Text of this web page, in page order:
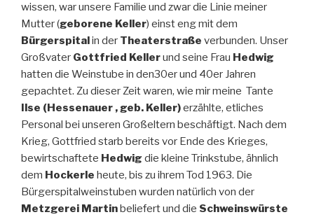
wissen, war unsere Familie und zwar die Linie meiner
Mutter (geborene Keller) einst eng mit dem
Bürgerspitalin der Theaterstraße verbunden. Unser
Großvater Gottfried Kellerund seine Frau Hedwig
hatten die Weinstube in den30er und 40er Jahren
gepachtet. Zu dieser Zeit waren, wie mir meine Tante
Ilse (Hessenauer , geb. Keller)erzählte, etliches
Personal bei unseren Großeltern beschäftigt. Nach dem
Krieg, Gottfried starb bereits vor Ende des Krieges,
bewirtschaftete Hedwig die kleine Trinkstube, ähnlich
dem Hockerle heute, bis zu ihrem Tod 1963. Die
Bürgerspitalweinstuben wurden natürlich von der
Metzgerei Martinbeliefert und die Schweinswürste